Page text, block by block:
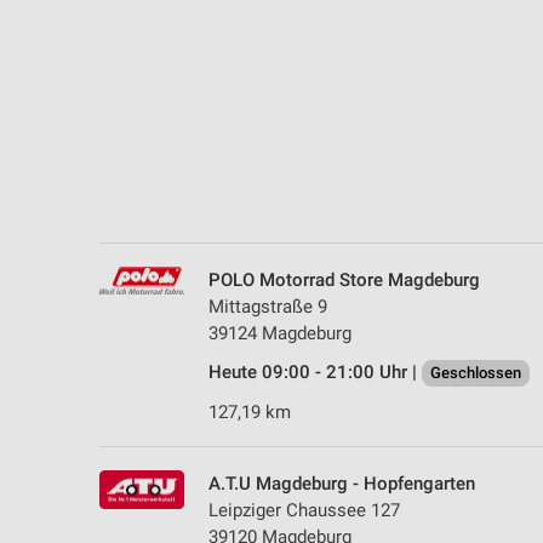
POLO Motorrad Store Magdeburg
Mittagstraße 9
39124 Magdeburg
Heute 09:00 - 21:00 Uhr |
Geschlossen
127,19 km
A.T.U Magdeburg - Hopfengarten
Leipziger Chaussee 127
39120 Magdeburg
Verwendung genauer Standortdaten
Geräte anhand von aktiv angeforderten Informationen
Funktional